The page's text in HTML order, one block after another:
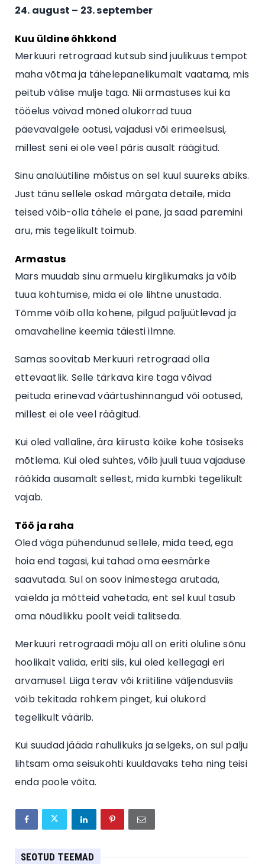
24. august – 23. september
Kuu üldine õhkkond
Merkuuri retrograad kutsub sind juulikuus tempot
maha võtma ja tähelepanelikumalt vaatama, mis
peitub välise mulje taga. Nii armastuses kui ka
tööelus võivad mõned olukorrad tuua
päevavalgele ootusi, vajadusi või erimeelsusi,
millest seni ei ole veel päris ausalt räägitud.
Sinu analüütiline mõistus on sel kuul suureks abiks.
Just tänu sellele oskad märgata detaile, mida
teised võib-olla tähele ei pane, ja saad paremini
aru, mis tegelikult toimub.
Armastus
Mars muudab sinu armuelu kirglikumaks ja võib
tuua kohtumise, mida ei ole lihtne unustada.
Tõmme võib olla kohene, pilgud paljuütlevad ja
omavaheline keemia täiesti ilmne.
Samas soovitab Merkuuri retrograad olla
ettevaatlik. Selle tärkava kire taga võivad
peituda erinevad väärtushinnangud või ootused,
millest ei ole veel räägitud.
Kui oled vallaline, ära kiirusta kõike kohe tõsiseks
mõtlema. Kui oled suhtes, võib juuli tuua vajaduse
rääkida ausamalt sellest, mida kumbki tegelikult
vajab.
Töö ja raha
Oled väga pühendunud sellele, mida teed, ega
hoia end tagasi, kui tahad oma eesmärke
saavutada. Sul on soov inimestega arutada,
vaielda ja mõtteid vahetada, ent sel kuul tasub
oma nõudlikku poolt veidi talitseda.
Merkuuri retrograadi mõju all on eriti oluline sõnu
hoolikalt valida, eriti siis, kui oled kellegagi eri
arvamusel. Liiga terav või kriitiline väljendusviis
võib tekitada rohkem pinget, kui olukord
tegelikult väärib.
Kui suudad jääda rahulikuks ja selgeks, on sul palju
lihtsam oma seisukohti kuuldavaks teha ning teisi
enda poole võita.
SEOTUD TEEMAD